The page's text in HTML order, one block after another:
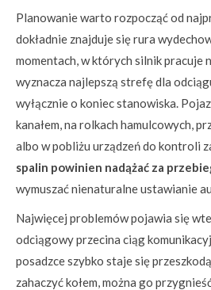
Planowanie warto rozpocząć od
dokładnie znajduje się rura
momentach, w których silnik pracuje
wyznacza najlepszą strefę dla
wyłącznie o koniec stanowiska.
kanałem, na rolkach hamulcowych,
albo w pobliżu urządzeń do kontroli
spalin powinien nadążać za
wymuszać nienaturalne ustawianie
Najwięcej problemów pojawia się
odciągowy przecina ciąg
posadzce szybko staje się
zahaczyć kołem, można go